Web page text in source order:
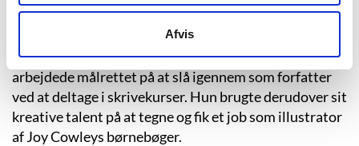
Afvis
en engelsklærer opfordrede hende til at sende sine
historier til et forlag. Det kom der dog ikke noget ud af.
Efter sin skolegang læste Sherryl pædagogik i to år og
arbejdede målrettet på at slå igennem som forfatter
ved at deltage i skrivekurser. Hun brugte derudover sit
kreative talent på at tegne og fik et job som illustrator
af Joy Cowleys børnebøger.